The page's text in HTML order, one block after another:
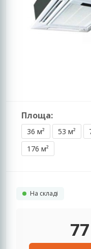
Площа:
36 м² 53 м²
176 м²
На складі